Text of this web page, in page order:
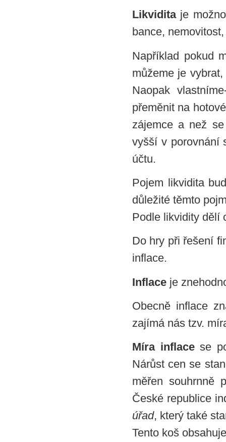
Likviditaje
bance,
Například pokud
můžeme je
Naopak
přeměnit na
zájemce a než
vyšší v porovnání
účtu.
Pojem likvidita
důležité těmto
Podle likvidity dělí
Do hry při řešení
inflace.
Inflace je
Obecně inflace
zajímá nás tzv.
Míra inflacese
Nárůst cen se
měřen souhrnně
České republice
úřad, který také
Tento koš